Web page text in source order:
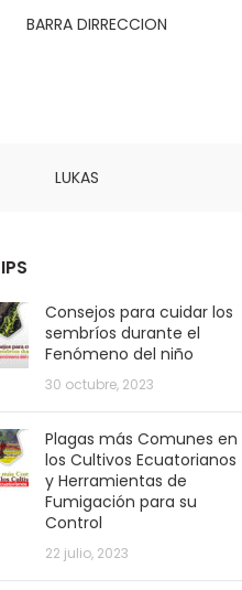
BARRA DIRRECCION
LUKAS
Consejos para cuidar los
sembríos durante el
Fenómeno del niño
30 octubre, 2023
Plagas más Comunes en
los Cultivos Ecuatorianos
y Herramientas de
Fumigación para su
Control
22 julio, 2023